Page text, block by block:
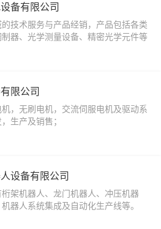
备有限公司
技术服务与产品经销，产品包括各类
器、光学测量设备、精密光学元件等
限公司
，无刷电机，交流伺服电机及驱动系
生产及销售；
设备有限公司
架机器人、龙门机器人、冲压机器
器人系统集成及自动化生产线等。